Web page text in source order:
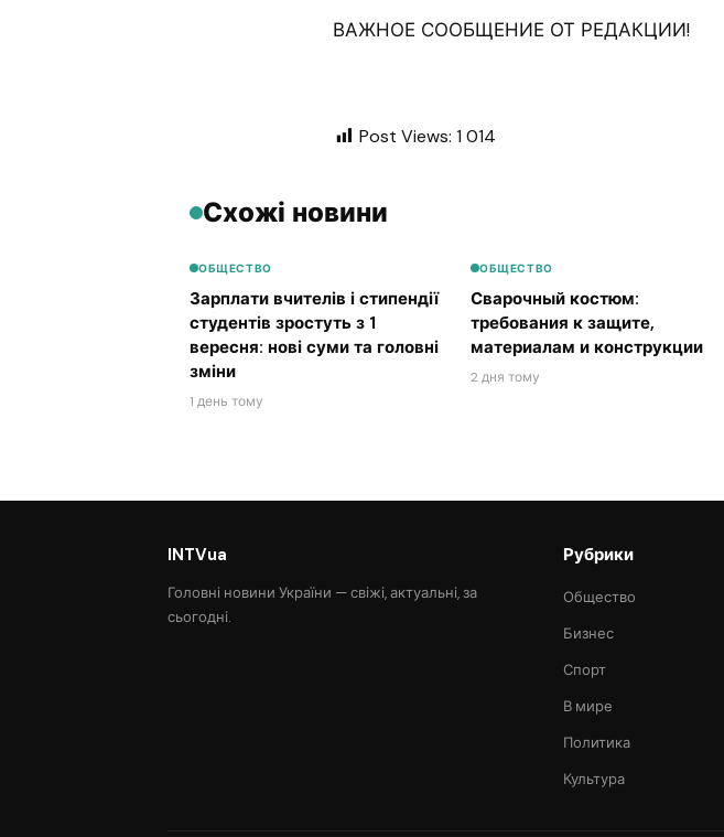
ВАЖНОЕ СООБЩЕНИЕ ОТ РЕДАКЦИИ!
Post Views: 1 014
Схожі новини
ОБЩЕСТВО
Зарплати вчителів і стипендії
студентів зростуть з 1
вересня: нові суми та головні
зміни
1 день тому
ОБЩЕСТВО
Сварочный костюм:
требования к защите,
материалам и конструкции
2 дня тому
INTVua
Головні новини України — свіжі, актуальні, за
сьогодні.
Рубрики
Общество
Бизнес
Спорт
В мире
Политика
Культура